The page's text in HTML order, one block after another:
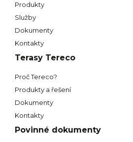
Produkty
Služby
Dokumenty
Kontakty
Terasy Tereco
Proč Tereco?
Produkty a řešení
Dokumenty
Kontakty
Povinné dokumenty